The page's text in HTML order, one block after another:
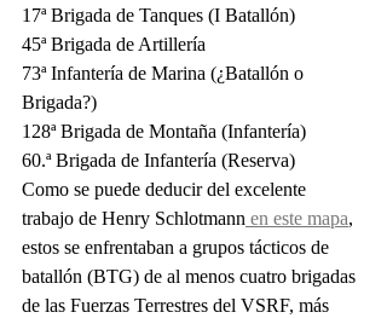
17ª Brigada de Tanques (I Batallón)
45ª Brigada de Artillería
73ª Infantería de Marina (¿Batallón o
Brigada?)
128ª Brigada de Montaña (Infantería)
60.ª Brigada de Infantería (Reserva)
Como se puede deducir del excelente
trabajo de Henry Schlotmann en este mapa,
estos se enfrentaban a grupos tácticos de
batallón (BTG) de al menos cuatro brigadas
de las Fuerzas Terrestres del VSRF, más